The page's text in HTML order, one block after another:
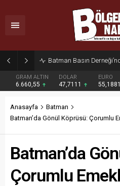
Zabıta Ekiplerinden Yol
GRAM ALTIN
6.660,55
DOLAR
47,7111
EURO
55,1881
Anasayfa
Batman
Batman’da Gönül Köprüsü: Çorumlu
Batman’da
Çorumlu